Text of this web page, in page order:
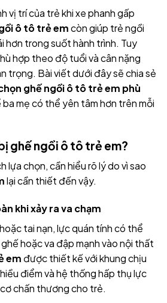
vị trí của trẻ khi xe phanh gấp
ô tô trẻ emcòn giúp trẻ ngồi
hơn trong suốt hành trình. Tuy
hợp theo độ tuổi và cân nặng
trọng. Bài viết dưới đây sẽ chia sẻ
ghế ngồi ô tô trẻ em phù
ba mẹ có thể yên tâm hơn trên mỗi
ghế ngồi ô tô trẻ em?
lựa chọn, cần hiểu rõ lý do vì sao
lại cần thiết đến vậy.
khi xảy ra va chạm
tai nạn, lực quán tính có thể
hoặc va đập mạnh vào nội thất
em được thiết kế với khung chịu
điểm và hệ thống hấp thụ lực
chấn thương cho trẻ.